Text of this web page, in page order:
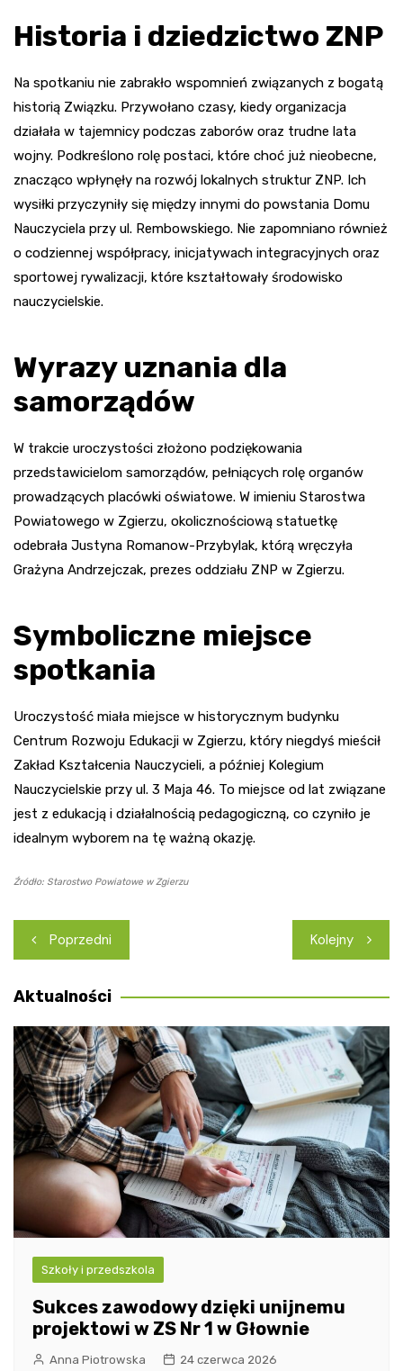
Historia i dziedzictwo ZNP
Na spotkaniu nie zabrakło wspomnień związanych z bogatą
historią Związku. Przywołano czasy, kiedy organizacja
działała w tajemnicy podczas zaborów oraz trudne lata
wojny. Podkreślono rolę postaci, które choć już nieobecne,
znacząco wpłynęły na rozwój lokalnych struktur ZNP. Ich
wysiłki przyczyniły się między innymi do powstania Domu
Nauczyciela przy ul. Rembowskiego. Nie zapomniano również
o codziennej współpracy, inicjatywach integracyjnych oraz
sportowej rywalizacji, które kształtowały środowisko
nauczycielskie.
Wyrazy uznania dla
samorządów
W trakcie uroczystości złożono podziękowania
przedstawicielom samorządów, pełniących rolę organów
prowadzących placówki oświatowe. W imieniu Starostwa
Powiatowego w Zgierzu, okolicznościową statuetkę
odebrała Justyna Romanow-Przybylak, którą wręczyła
Grażyna Andrzejczak, prezes oddziału ZNP w Zgierzu.
Symboliczne miejsce
spotkania
Uroczystość miała miejsce w historycznym budynku
Centrum Rozwoju Edukacji w Zgierzu, który niegdyś mieścił
Zakład Kształcenia Nauczycieli, a później Kolegium
Nauczycielskie przy ul. 3 Maja 46. To miejsce od lat związane
jest z edukacją i działalnością pedagogiczną, co czyniło je
idealnym wyborem na tę ważną okazję.
Źródło: Starostwo Powiatowe w Zgierzu
Nawigacja
wpisu
Poprzedni Kolejny
Aktualności
Szkoły i przedszkola
Sukces zawodowy dzięki unijnemu
projektowi w ZS Nr 1 w Głownie
Anna Piotrowska 24 czerwca 2026